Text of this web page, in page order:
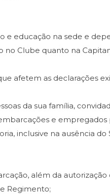
educação na sede e
Clube quanto na
afetem as declarações
da sua família,
e
inclusive na ausência
além da autorização
Regimento;